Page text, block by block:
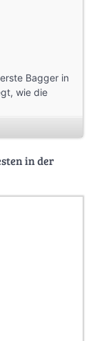
Bagger in
wie die
Seenland)
in der